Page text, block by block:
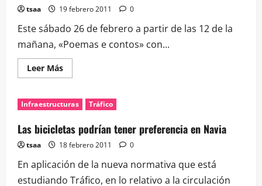
tsaa 19 febrero 2011 0
Este sábado 26 de febrero a partir de las 12 de la
mañana, «Poemas e contos» con...
Leer MásLeer
más
«Poemas
e
y
música
en
directo,
Librería
el
Infraestructuras Tráfico
Las bicicletas podrían tener preferencia en Navia
tsaa 18 febrero 2011 0
En aplicación de la nueva normativa que está
estudiando Tráfico, en lo relativo a la circulación